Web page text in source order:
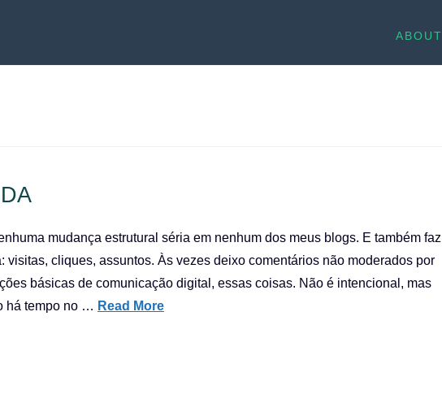
ABOUT
mudança estrutural séria em nenhum dos meus blogs. E também faz
visitas, cliques, assuntos. Às vezes deixo comentários não moderados por
básicas de comunicação digital, essas coisas. Não é intencional, mas
há tempo no … Read More